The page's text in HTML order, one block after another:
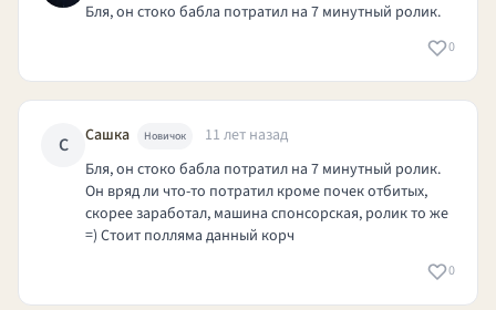
Бля, он стоко бабла потратил на 7 минутный ролик.
0
С Сашка Новичок
11 лет назад
Бля, он стоко бабла потратил на 7 минутный ролик.
Он вряд ли что-то потратил кроме почек отбитых,
скорее заработал, машина спонсорская, ролик то же
=) Стоит полляма данный корч
0